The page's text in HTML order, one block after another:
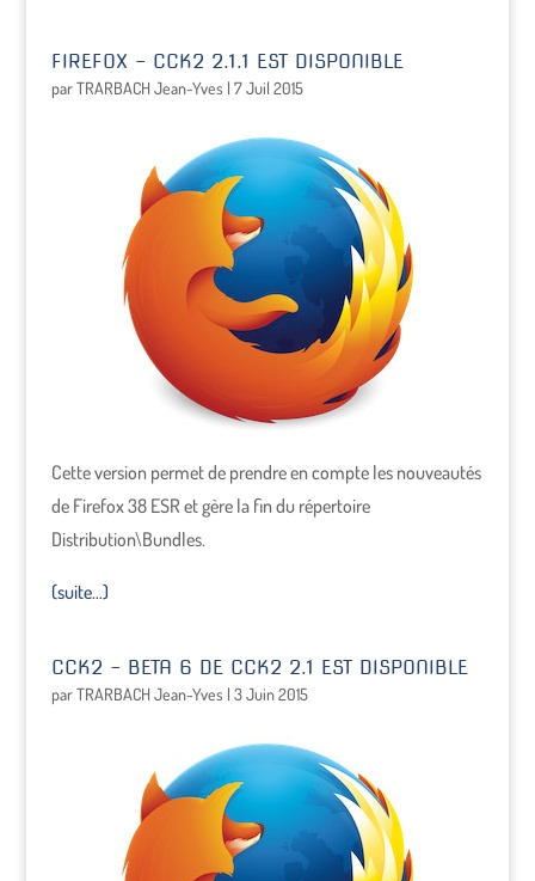
FIREFOX – CCK2 2.1.1 EST DISPONIBLE
parTRARBACH Jean-Yves | 7 Juil 2015
Cette version permet de prendre en compte les nouveautés
de Firefox 38 ESR et gère la fin du répertoire
Distribution\Bundles.
(suite…)
CCK2 – BETA 6 DE CCK2 2.1 EST DISPONIBLE
parTRARBACH Jean-Yves | 3 Juin 2015